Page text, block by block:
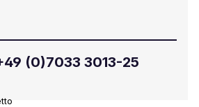
(0)7033 3013-25